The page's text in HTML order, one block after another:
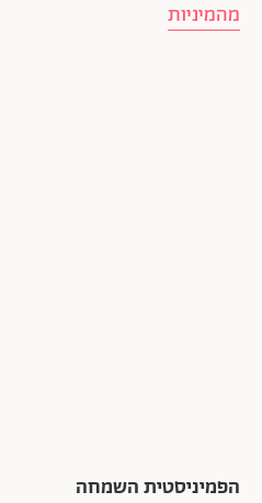
מהמיניות
הפמיניסטית השמחה